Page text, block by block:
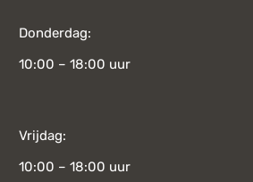
Donderdag:
10:00 – 18:00 uur
Vrijdag:
10:00 – 18:00 uur